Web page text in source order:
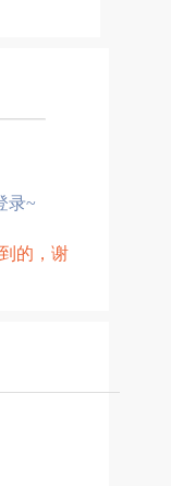
录~
的，谢